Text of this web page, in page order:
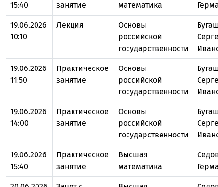
15:40
занятие
математика
19.06.2026
10:10
Лекция
Основы
российской
государственности
19.06.2026
11:50
Практическое
занятие
Основы
российской
государственности
19.06.2026
14:00
Практическое
занятие
Основы
российской
государственности
19.06.2026
15:40
Практическое
занятие
Высшая
математика